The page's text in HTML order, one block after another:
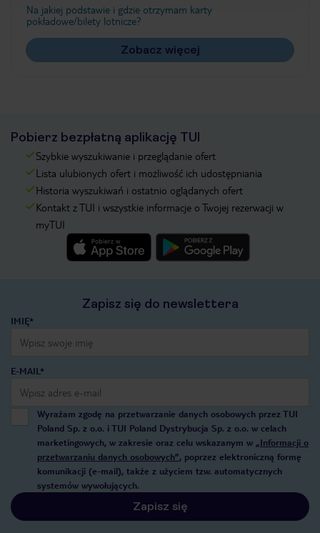
Na jakiej podstawie i gdzie otrzymam karty
pokładowe/bilety lotnicze?
Zobacz więcej
Pobierz bezpłatną aplikację TUI
Szybkie wyszukiwanie i przeglądanie ofert
Lista ulubionych ofert i możliwość ich udostępniania
Historia wyszukiwań i ostatnio oglądanych ofert
Kontakt z TUI i wszystkie informacje o Twojej rezerwacji w
myTUI
Zapisz się do newslettera
IMIĘ*
E-MAIL*
Wyrażam zgodę na przetwarzanie danych osobowych przez TUI
Poland Sp. z o.o. i TUI Poland Dystrybucja Sp. z o.o. w celach
marketingowych, w zakresie oraz celu wskazanym w „Informacji o
przetwarzaniu danych osobowych”, poprzez elektroniczną formę
komunikacji (e-mail), także z użyciem tzw. automatycznych
systemów wywołujących.
Zapisz się